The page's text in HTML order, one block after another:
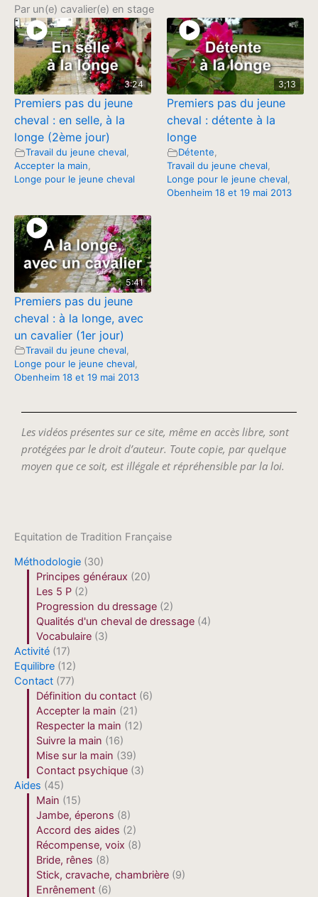
Equitation de Tradition Française
Méthodologie (30)
Principes généraux (20)
Les 5 P (2)
Progression du dressage (2)
Qualités d'un cheval de dressage (4)
Vocabulaire (3)
Activité (17)
Equilibre (12)
Contact (77)
Définition du contact (6)
Accepter la main (21)
Respecter la main (12)
Suivre la main (16)
Mise sur la main (39)
Contact psychique (3)
Aides (45)
Main (15)
Jambe, éperons (8)
Accord des aides (2)
Récompense, voix (8)
Bride, rênes (8)
Stick, cravache, chambrière (9)
Enrênement (6)
Par un(e) cavalier(e) en stage
3:24
Premiers pas du jeune
cheval : en selle, à la
longe (2ème jour)
Travail du jeune cheval,
Accepter la main,
Longe pour le jeune cheval
3;13
Premiers pas du jeune
cheval : détente à la
longe
Détente,
Travail du jeune cheval,
Longe pour le jeune cheval,
Obenheim 18 et 19 mai 2013
5:41
Premiers pas du jeune
cheval : à la longe, avec
un cavalier (1er jour)
Travail du jeune cheval
Longe pour le jeune cheval
Obenheim 18 et 19 mai 2013
Les vidéos présentes sur ce site, même en accès libre, sont
protégées par le droit d’auteur. Toute copie, par quelque
moyen que ce soit, est illégale et répréhensible par la loi.